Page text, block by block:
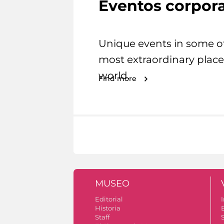
Eventos
Unique events in some
most extraordinary
world.
Find more
MUSEO
Editorial
Historia
Staff